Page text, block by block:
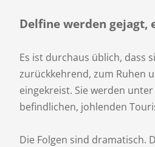
Delfine werden
Es ist durchaus üblich, dass
zurückkehrend, zum Ruhen
eingekreist. Sie werden
befindlichen, johlenden
Die Folgen sind dramatisch.